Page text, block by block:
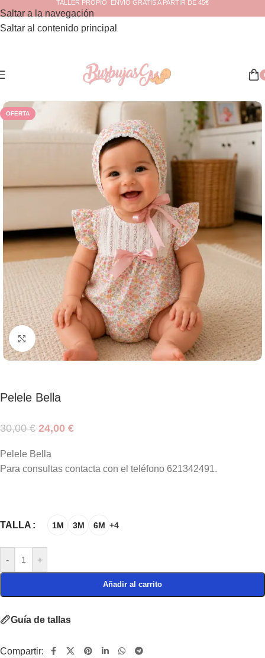
Saltar a la navegación
Saltar al contenido principal
TALLER PROPIO. ENVÍO GRATIS A PARTIR DE 45€
Inicio
OFERTA
Haga clic para ampliar
Pelele Bella
30,00€ 24,00 €
Pelele Bella
Para consultas contacta con el teléfono 621342491.
TALLA 1M 3M 6M +4
- +
Añadir al carrito
Guía de tallas
Compartir: